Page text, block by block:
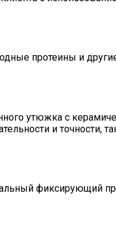
протеины и
утюжка с
и точности,
фиксирующий